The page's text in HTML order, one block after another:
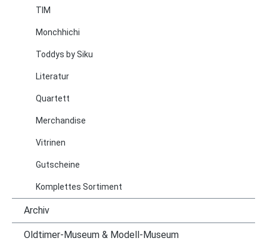
TIM
Monchhichi
Toddys by Siku
Literatur
Quartett
Merchandise
Vitrinen
Gutscheine
Komplettes Sortiment
Archiv
Oldtimer-Museum & Modell-Museum